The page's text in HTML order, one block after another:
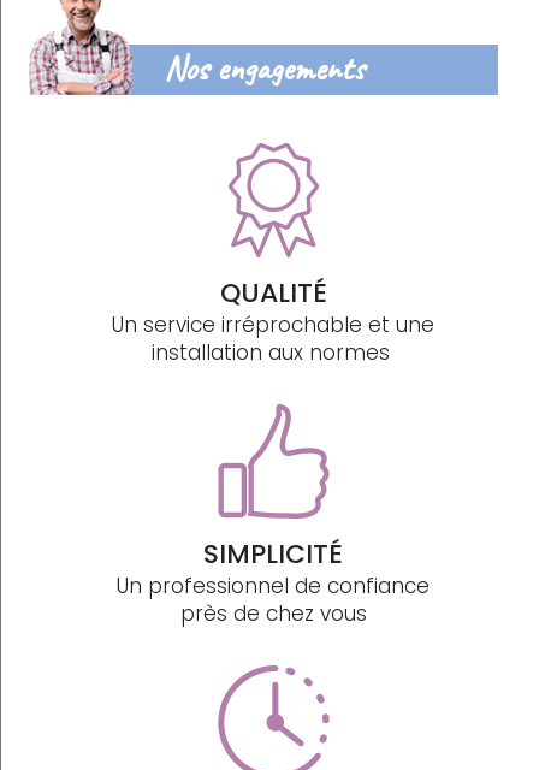
Nos engagements
QUALITÉ
Un service irréprochable et une
installation aux normes
SIMPLICITÉ
Un professionnel de confiance
près de chez vous